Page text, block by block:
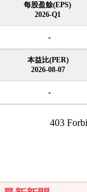
每股盈餘(EPS)
2026-Q1
-
本益比(PER)
2026-08-07
-